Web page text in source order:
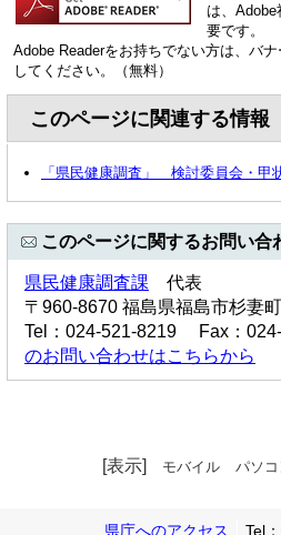
は、
要です。
Adobe Readerをお持ちでない方は、バ
してください。（無料）
このページに関連する情報
「県民健康調査」 検討委員会・甲
このページに関するお問い合
県民健康調査課 代表
〒960-8670 福島県福島市杉妻
Tel：024-521-8219 Fax：
のお問い合わせはこちらから
[表示] モバイル パソコ
県庁へのアクセス Tel：